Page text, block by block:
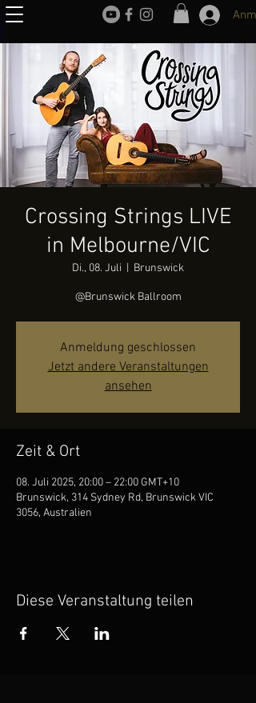
Crossing Strings LIVE
in Melbourne/VIC
Di., 08. Juli Brunswick
@Brunswick Ballroom
Anmeldung geschlossen
Jetzt andere Veranstaltungen
ansehen
Zeit & Ort
08. Juli 2025, 20:00 – 22:00 GMT+10
Brunswick, 314 Sydney Rd, Brunswick VIC
3056, Australien
Diese Veranstaltung teilen